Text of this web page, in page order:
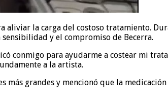
la carga del costoso tratamiento.
y el compromiso de Becerra.
conmigo para ayudarme a costear mi
a la artista.
grandes y mencionó que la